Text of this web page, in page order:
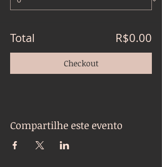
Total R$0.00
Checkout
Compartilhe este evento